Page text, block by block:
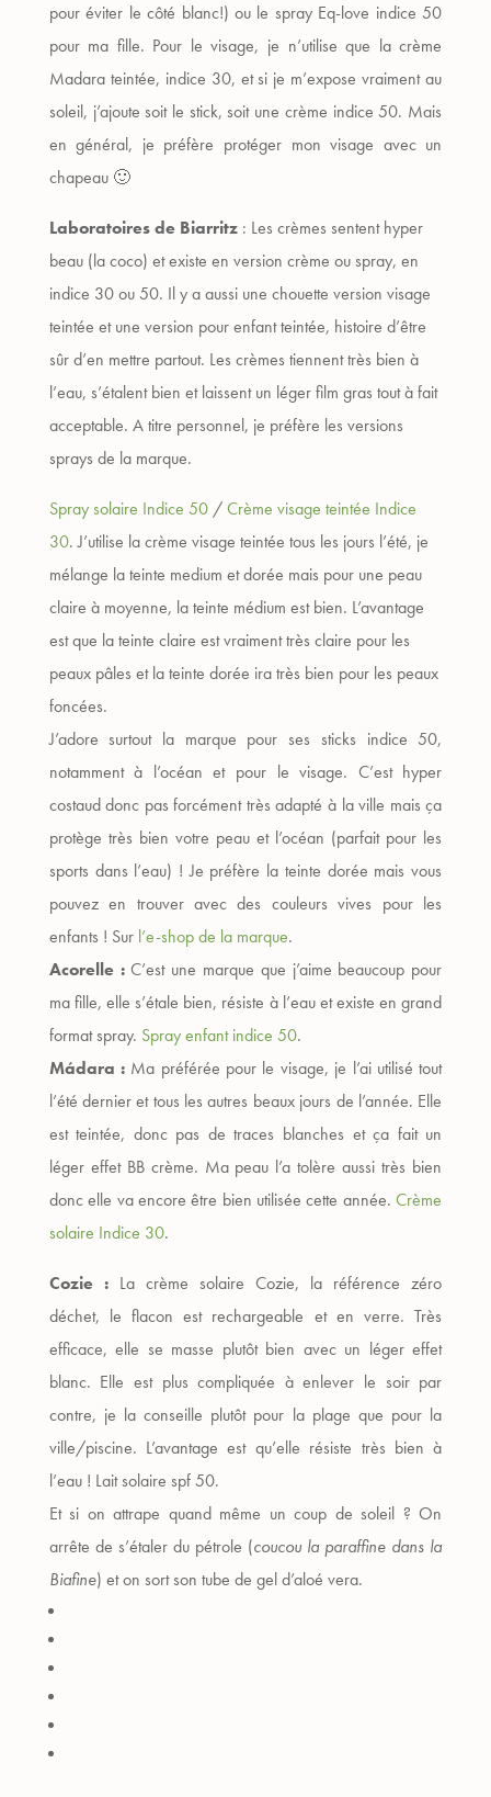
pour éviter le côté blanc!) ou le spray Eq-love indice 50
pour ma fille. Pour le visage, je n’utilise que la crème
Madara teintée, indice 30, et si je m’expose vraiment au
soleil, j’ajoute soit le stick, soit une crème indice 50. Mais
en général, je préfère protéger mon visage avec un
chapeau 🙂
Laboratoires de Biarritz: Les crèmes sentent hyper
beau (la coco) et existe en version crème ou spray, en
indice 30 ou 50. Il y a aussi une chouette version visage
teintée et une version pour enfant teintée, histoire d’être
sûr d’en mettre partout. Les crèmes tiennent très bien à
l’eau, s’étalent bien et laissent un léger film gras tout à fait
acceptable. A titre personnel, je préfère les versions
sprays de la marque.
Spray solaire Indice 50/Crème visage teintée Indice
30. J’utilise la crème visage teintée tous les jours l’été, je
mélange la teinte medium et dorée mais pour une peau
claire à moyenne, la teinte médium est bien. L’avantage
est que la teinte claire est vraiment très claire pour les
peaux pâles et la teinte dorée ira très bien pour les peaux
foncées.
J’adore surtout la marque pour ses sticks indice 50,
notamment à l’océan et pour le visage. C’est hyper
costaud donc pas forcément très adapté à la ville mais ça
protège très bien votre peau et l’océan (parfait pour les
sports dans l’eau) ! Je préfère la teinte dorée mais vous
pouvez en trouver avec des couleurs vives pour les
enfants ! Sur l’e-shop de la marque.
Acorelle :C’est une marque que j’aime beaucoup pour
ma fille, elle s’étale bien, résiste à l’eau et existe en grand
format spray. Spray enfant indice 50.
Mádara : Ma préférée pour le visage, je l’ai utilisé tout
l’été dernier et tous les autres beaux jours de l’année. Elle
est teintée, donc pas de traces blanches et ça fait un
léger effet BB crème. Ma peau l’a tolère aussi très bien
donc elle va encore être bien utilisée cette année.Crème
solaire Indice 30.
Cozie :La crème solaire Cozie, la référence zéro
déchet, le flacon est rechargeable et en verre. Très
efficace, elle se masse plutôt bien avec un léger effet
blanc. Elle est plus compliquée à enlever le soir par
contre, je la conseille plutôt pour la plage que pour la
ville/piscine. L’avantage est qu’elle résiste très bien à
l’eau ! Lait solaire spf 50.
Et si on attrape quand même un coup de soleil ? On
arrête de s’étaler du pétrole (coucou la paraffine dans la
Biafine) et on sort son tube de gel d’aloé vera.